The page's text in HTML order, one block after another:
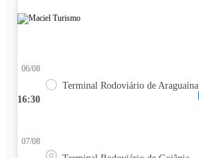
16:30
06/08
Terminal Rodoviário de Araguaína
07/08